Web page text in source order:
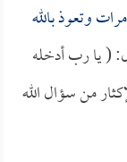
وتعوذ بالله
( يا رب أدخله
من سؤال الله